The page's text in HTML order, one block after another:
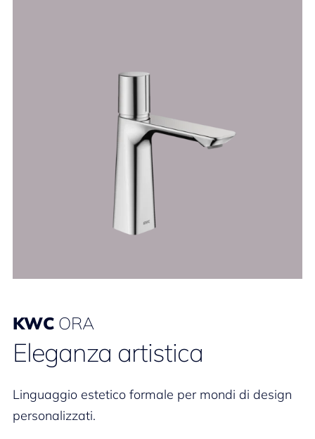
KWC ORA
Eleganza artistica
Linguaggio estetico formale per mondi di design
personalizzati.